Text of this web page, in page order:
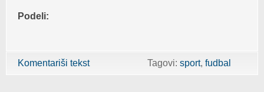
Podeli:
Komentariši tekst Tagovi: sport fudbal